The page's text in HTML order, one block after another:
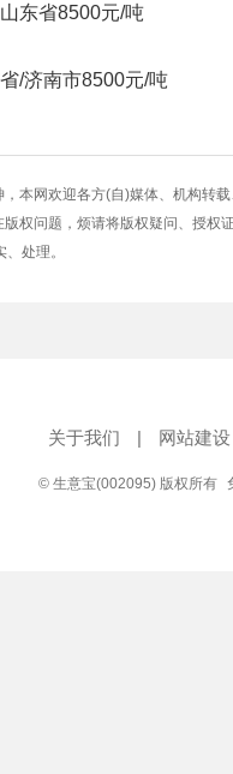
山东省8500元/吨
/济南市8500元/吨
，本网欢迎各方(自)媒体、机构转
权问题，烦请将版权疑问、授权
处理。
关于我们 | 网站建设
© 生意宝(002095) 版权所有